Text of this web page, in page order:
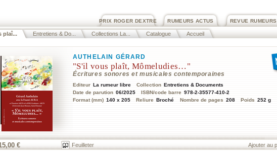
REVUE RUMEURS
RUMEURS ACTUS
PRIX ROGER DEXTRE
plaî... Entretiens & Do... Collections La... Catalogue Accueil
AUTHELAIN GÉRARD
"S'il vous plaît, Mômeludies…"
Écritures sonores et musicales contemporaines
Editeur La rumeur libre Collection Entretiens & Documents
Date de parution 06/2025 ISBN/code barre 978-2-35577-410-2
Format (mm) 140 x 205 Reliure Broché Nombre de pages 208 Poids 252 g
€ Feuilleter